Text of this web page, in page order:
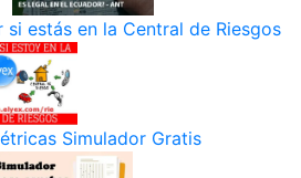
si estás en la Central de Riesgos
Simulador Gratis